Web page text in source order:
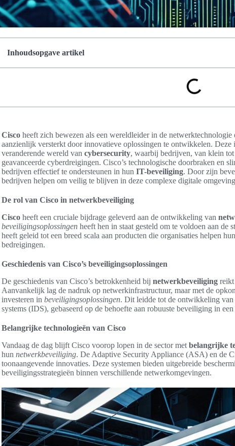
Inhoudsopgave artikel
Cisco heeft zich bewezen als een wereldleider in de
aanzienlijk versterkt door innovatieve oplossingen te ontwikkelen. Deze
veranderende wereld van cybersecurity, waarbij bedrijven, van klein
geavanceerde cyberdreigingen. Cisco’s technologische doorbraken en
bedrijven effectief te ondersteunen in hun IT-beveiliging. Door zijn
bedrijven helpen om veilig te blijven in deze complexe digitale
De rol van Cisco in netwerkbeveiliging
Cisco heeft een cruciale bijdrage geleverd aan de ontwikkeling van
beveiligingsoplossingen heeft hen in staat gesteld om te voldoen aan de
heeft geleid tot een breed scala aan producten die organisaties helpen
bedreigingen.
Geschiedenis van Cisco’s beveiligingsoplossingen
De geschiedenis van Cisco’s betrokkenheid bij netwerkbeveiliging
Aanvankelijk lag de nadruk op netwerkinfrastructuur, maar met de
investeren in beveiligingsoplossingen. Dit leidde tot de ontwikkeling
systems (IDS), gebaseerd op de behoefte aan robuuste beveiliging in
Belangrijke technologieën van Cisco
Vandaag de dag blijft Cisco voorop lopen in de sector met belangrijke
hun netwerkbeveiliging. De Adaptive Security Appliance (ASA) en de
toonaangevende innovaties. Deze systemen bieden uitgebreide
beveiligingsstrategieën binnen verschillende netwerkomgevingen.